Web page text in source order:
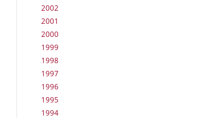
2002
2001
2000
1999
1998
1997
1996
1995
1994